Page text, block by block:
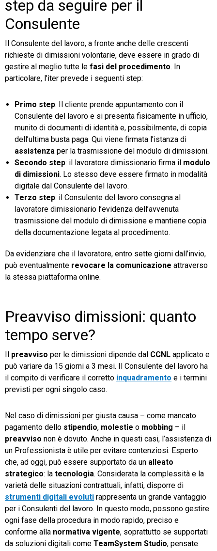
step da seguire per il
Consulente
Il Consulente del lavoro, a fronte anche delle crescenti
richieste di dimissioni volontarie, deve essere in grado di
gestire al meglio tutte le fasi del procedimento. In
particolare, l’iter prevede i seguenti step:
Primo step: Il cliente prende appuntamento con il
Consulente del lavoro e si presenta fisicamente in ufficio,
munito di documenti di identità e, possibilmente, di copia
dell’ultima busta paga. Qui viene firmata l’istanza di
assistenza per la trasmissione del modulo di dimissioni.
Secondo step: il lavoratore dimissionario firma il modulo
di dimissioni. Lo stesso deve essere firmato in modalità
digitale dal Consulente del lavoro.
Terzo step: il Consulente del lavoro consegna al
lavoratore dimissionario l’evidenza dell’avvenuta
trasmissione del modulo di dimissione e mantiene copia
della documentazione legata al procedimento.
Da evidenziare che il lavoratore, entro sette giorni dall’invio,
può eventualmente revocare la comunicazione attraverso
la stessa piattaforma online.
Preavviso dimissioni: quanto
tempo serve?
preavviso per le dimissioni dipende dal CCNL applicato e
può variare da 15 giorni a 3 mesi. Il Consulente del lavoro ha
il compito di verificare il corretto inquadramento e i termini
previsti per ogni singolo caso.
Nel caso di dimissioni per giusta causa – come mancato
pagamento dello stipendio, molestie o mobbing – il
preavviso non è dovuto. Anche in questi casi, l’assistenza di
un Professionista è utile per evitare contenziosi. Esperto
che, ad oggi, può essere supportato da un alleato
strategico: la tecnologia. Considerata la complessità e la
varietà delle situazioni contrattuali, infatti, disporre di
strumenti digitali evoluti rappresenta un grande vantaggio
per i Consulenti del lavoro. In questo modo, possono gestire
ogni fase della procedura in modo rapido, preciso e
conforme alla normativa vigente, soprattutto se supportati
da soluzioni digitali come TeamSystem Studio, pensate